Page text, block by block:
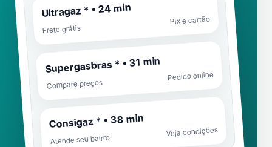
Ultragaz * • 24 min
Frete grátis
Pix e cartão
Supergasbras * • 31 min
Compare preços
Pedido online
Consigaz * • 38 min
Atende seu bairro
Veja condições